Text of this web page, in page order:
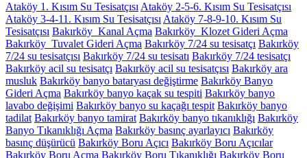
Ataköy 1. Kısım Su Tesisatçısı Ataköy 2-5-6. Kısım Su Tesisatçısı
Ataköy 3-4-11. Kısım Su Tesisatçısı Ataköy 7-8-9-10. Kısım Su
Tesisatçısı Bakırköy Kanal Açma Bakırköy Klozet Gideri Açma
Bakırköy Tuvalet Gideri Açma Bakırköy 7/24 su tesisatçı Bakırköy
7/24 su tesisatçısı Bakırköy 7/24 su tesisatı Bakırköy 7/24 tesisatçı
Bakırköy acil su tesisatçı Bakırköy acil su tesisatçısı Bakırköy ara
musluk Bakırköy banyo bataryası değiştirme Bakırköy Banyo
Gideri Açma Bakırköy banyo kaçak su tespiti Bakırköy banyo
lavabo değişimi Bakırköy banyo su kaçağı tespit Bakırköy banyo
tadilat Bakırköy banyo tamirat Bakırköy banyo tıkanıklığı Bakırköy
Banyo Tıkanıklığı Açma Bakırköy basınç ayarlayıcı Bakırköy
basınç düşürücü Bakırköy Boru Açıcı Bakırköy Boru Açıcılar
Bakırköy Boru Açma Bakırköy Boru Tıkanıklığı Bakırköy Boru